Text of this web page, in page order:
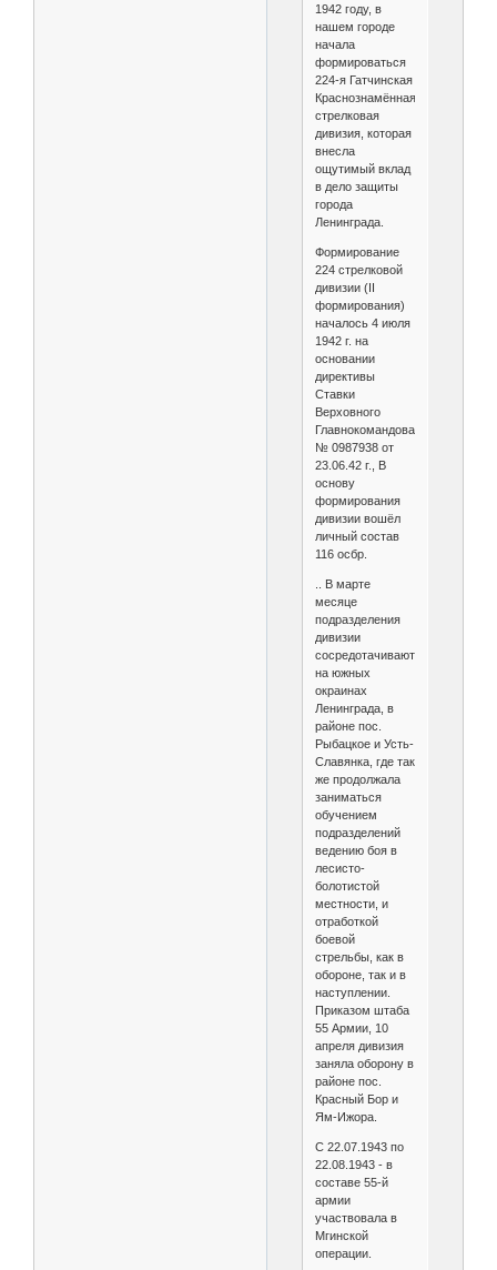
1942 году, в
нашем городе
начала
формироваться
224-я Гатчинская
Краснознамённая
стрелковая
дивизия, которая
внесла
ощутимый вклад
в дело защиты
города
Ленинграда.
Формирование
224 стрелковой
дивизии (II
формирования)
началось 4 июля
1942 г. на
основании
директивы
Ставки
Верховного
Главнокомандования
№ 0987938 от
23.06.42 г., В
основу
формирования
дивизии вошёл
личный состав
116 осбр.
.. В марте
месяце
подразделения
дивизии
сосредотачиваются
на южных
окраинах
Ленинграда, в
районе пос.
Рыбацкое и Усть-
Славянка, где так
же продолжала
заниматься
обучением
подразделений
ведению боя в
лесисто-
болотистой
местности, и
отработкой
боевой
стрельбы, как в
обороне, так и в
наступлении.
Приказом штаба
55 Армии, 10
апреля дивизия
заняла оборону в
районе пос.
Красный Бор и
Ям-Ижора.
С 22.07.1943 по
22.08.1943 - в
составе 55-й
армии
участвовала в
Мгинской
операции.